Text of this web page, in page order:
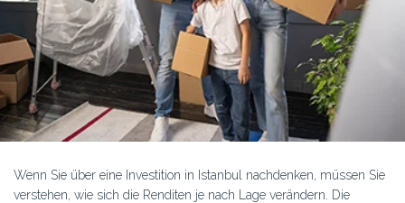
Wenn Sie über eine Investition in Istanbul nachdenken, müssen Sie
verstehen, wie sich die Renditen je nach Lage verändern. Die